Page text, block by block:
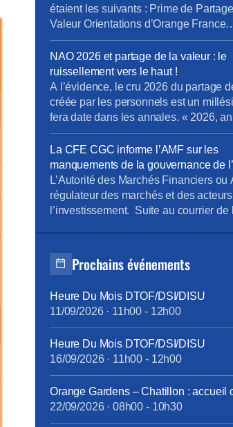
date de signature de la décision […]
étaient les suivants : Prime de
Valeur Orientations d’Orange France
Orientations du domaine Boucles
Interventions (BLI) Orientations de la
Entreprises France Projet de cession
Globecast Holding Retrouvez
CSEC d’Avril
NAO 2026 et partage de la valeur : le
ruissellement vers le haut !
A l’évidence, le cru 2026 du partage
créée par les personnels est un
fera date dans les annales. « 2026,
horribilis ! », telle pourrait être la
poussée à l’unisson par les
malmenés et désabusés face à une
de la valeur peau de chagrin. Et […]
La CFE CGC informe l’AMF sur les
manquements de la gouvernance de
salariale
L’Autorité des Marchés Financiers ou
régulateur des marchés et des
l’investissement. Suite au courrier de
l’épargne salariale Orange et de notre
revendication de modernisation.
Prochains événements
Heure Du Mois DTOF/DSI/DISU
11/09/2026· 11h00 - 12h00
Heure Du Mois DTOF/DSI/DISU
16/09/2026· 11h00 - 12h00
Orange Gardens – Chatillon : accueil
22/09/2026· 08h00 - 10h30